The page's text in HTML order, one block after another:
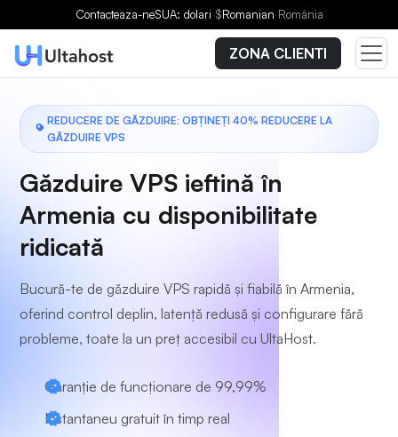
Contacteaza-neSUA: dolari $Romanian România
ZONA CLIENTI
REDUCERE DE GĂZDUIRE: OBȚINEȚI 40% REDUCERE LA
GĂZDUIRE VPS
Găzduire VPS ieftină în
Armenia cu disponibilitate
ridicată
Bucură-te de găzduire VPS rapidă și fiabilă în Armenia,
oferind control deplin, latență redusă și configurare fără
probleme, toate la un preț accesibil cu UltaHost.
Garanție de funcționare de 99,99%
Instantaneu gratuit în timp real